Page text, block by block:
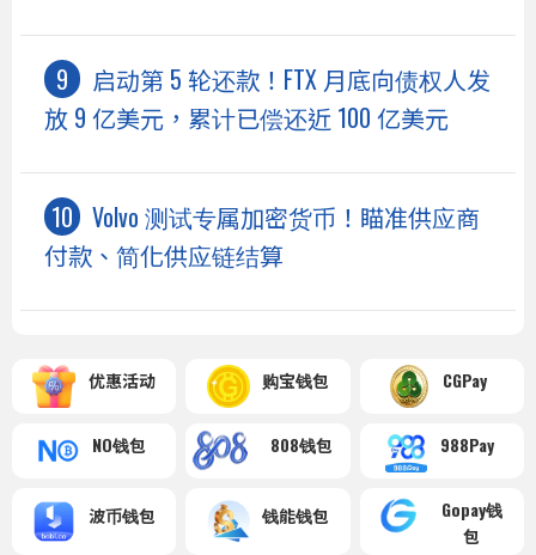
启动第 5 轮还款！FTX 月底向债权人发
放 9 亿美元，累计已偿还近 100 亿美元
Volvo 测试专属加密货币！瞄准供应商
付款、简化供应链结算
优惠活动 购宝钱包 CGPay
NO钱包 808钱包 988Pay
波币钱包 钱能钱包
Gopay钱
包